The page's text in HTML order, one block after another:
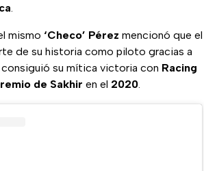
.
mismo ‘Checo’ Pérez mencionó que el
de su historia como piloto gracias a
su mítica victoria con Racing
de Sakhir en el 2020.